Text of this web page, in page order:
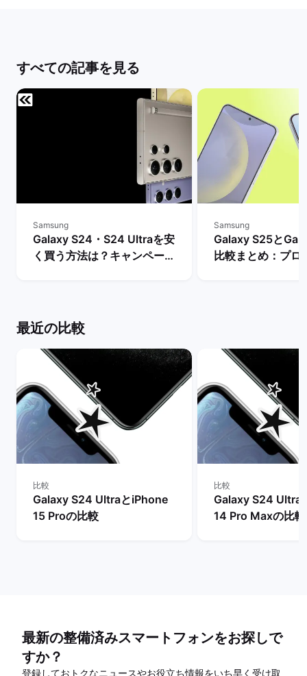
すべての記事を見る
Samsung
Galaxy S24・S24 Ultraを安
く買う方法は？キャンペーン
Samsung
Galaxy S25と
比較まとめ：プロ
最近の比較
比較
Galaxy S24 UltraとiPhone
15 Proの比較
比較
Galaxy S24 Ultra
14 Pro Maxの比較
最新の整備済みスマートフォンをお探しで
すか？
登録しておトクなニュースやお役立ち情報をいち早く受け取